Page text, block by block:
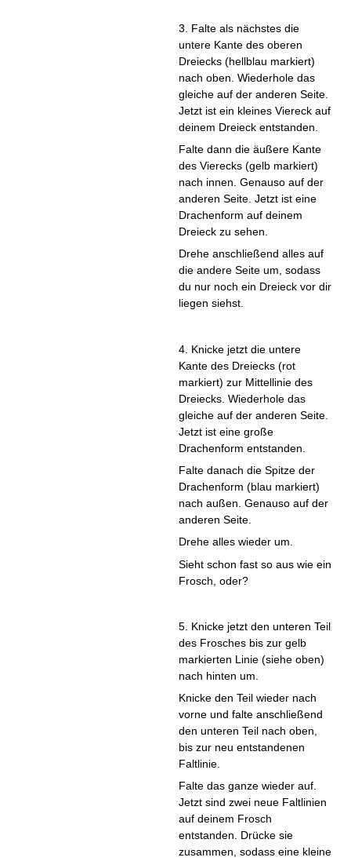
3. Falte als nächstes die
untere Kante des oberen
Dreiecks (hellblau markiert)
nach oben. Wiederhole das
gleiche auf der anderen Seite.
Jetzt ist ein kleines Viereck auf
deinem Dreieck entstanden.
Falte dann die äußere Kante
des Vierecks (gelb markiert)
nach innen. Genauso auf der
anderen Seite. Jetzt ist eine
Drachenform auf deinem
Dreieck zu sehen.
Drehe anschließend alles auf
die andere Seite um, sodass
du nur noch ein Dreieck vor dir
liegen siehst.
4. Knicke jetzt die untere
Kante des Dreiecks (rot
markiert) zur Mittellinie des
Dreiecks. Wiederhole das
gleiche auf der anderen Seite.
Jetzt ist eine große
Drachenform entstanden.
Falte danach die Spitze der
Drachenform (blau markiert)
nach außen. Genauso auf der
anderen Seite.
Drehe alles wieder um.
Sieht schon fast so aus wie ein
Frosch, oder?
5. Knicke jetzt den unteren Teil
des Frosches bis zur gelb
markierten Linie (siehe oben)
nach hinten um.
Knicke den Teil wieder nach
vorne und falte anschließend
den unteren Teil nach oben,
bis zur neu entstandenen
Faltlinie.
Falte das ganze wieder auf.
Jetzt sind zwei neue Faltlinien
auf deinem Frosch
entstanden. Drücke sie
zusammen, sodass eine kleine